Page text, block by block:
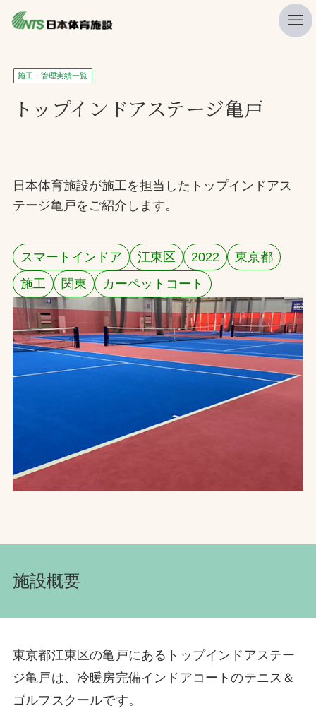
私たちの強み
ニュース
製品・サービス一覧
施工・管理実績一覧
採用情報
検索
お問合せ
お取引先の皆様へ
ソーシャルメディアポリシー
InstagramFacebook
施工・管理実績一覧
トップインドアステージ亀戸
日本体育施設が施工を担当したトップインドアス
テージ亀戸をご紹介します。
スマートインドア 江東区 2022
東京都
施工
関東 カーペットコート
施設概要
東京都江東区の亀戸にあるトップインドアステー
ジ亀戸は、冷暖房完備インドアコートのテニス＆
ゴルフスクールです。